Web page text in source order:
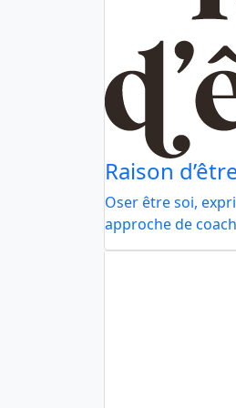
Raison
Oser être soi,
approche de